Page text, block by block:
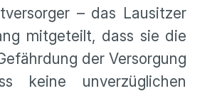
– das Lausitzer
mitgeteilt, dass sie die
der Versorgung
keine unverzüglichen